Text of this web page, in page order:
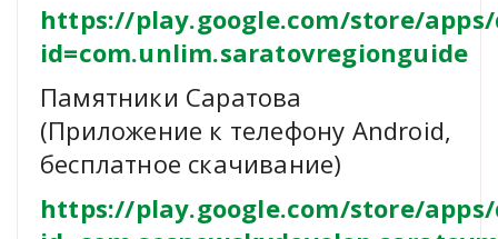
https://play.google.com/store/
id=com.unlim.saratovregionguide
Памятники Саратова
(Приложение к телефону Android,
бесплатное скачивание)
https://play.google.com/store/